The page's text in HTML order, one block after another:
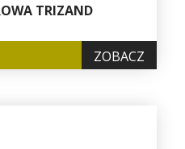
TRIZAND
ZOBACZ